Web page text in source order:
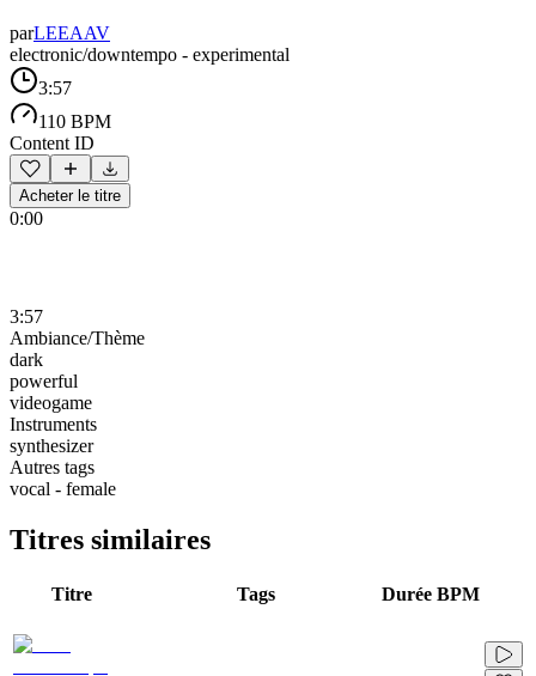
parLEEAAV
electronic/downtempo - experimental
3:57
110 BPM
Content ID
Acheter le titre
0:00
3:57
Ambiance/Thème
dark
powerful
videogame
Instruments
synthesizer
Autres tags
vocal - female
Titres similaires
Titre Tags Durée BPM